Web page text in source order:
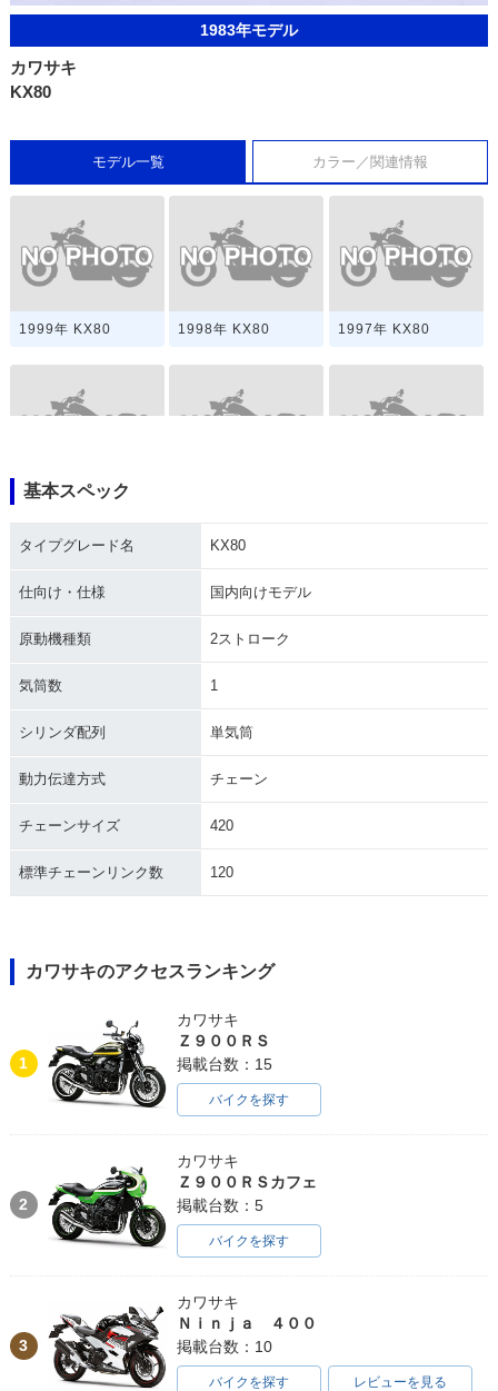
1983年モデル
カワサキ
KX80
モデル一覧 カラー／関連情報
1999年 KX80 1998年 KX80 1997年 KX80
1996年 KX80
1989年 KX80 1988年 KX80
1982年 KX80 1981年 KX80
1979年 KX80
基本スペック
タイプグレード名 KX80
仕向け・仕様 国内向けモデル
原動機種類 2ストローク
気筒数 1
シリンダ配列 単気筒
動力伝達方式 チェーン
チェーンサイズ 420
標準チェーンリンク数 120
カワサキのアクセスランキング
1
カワサキ
Ｚ９００ＲＳ
掲載台数：15
バイクを探す
2
カワサキ
Ｚ９００ＲＳカフェ
掲載台数：5
バイクを探す
3
カワサキ
Ｎｉｎｊａ ４００
掲載台数：10
バイクを探す レビューを見る